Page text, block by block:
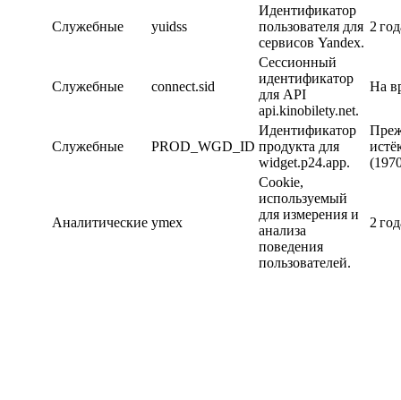
Служебные yuidss
Идентификатор
пользователя для
сервисов Yandex.
2
Служебные connect.sid
Сессионный
идентификатор
для API
api.kinobilety.net.
На
Служебные PROD_WGD_ID
Идентификатор
продукта для
widget.p24.app.
Аналитические ymex
Cookie,
используемый
для измерения и
анализа
поведения
пользователей.
2